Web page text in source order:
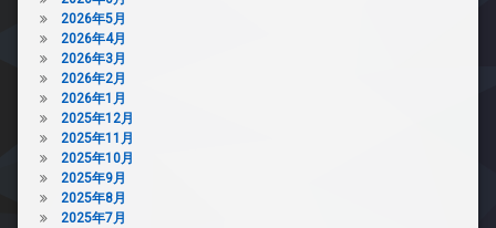
2026年5月
2026年4月
2026年3月
2026年2月
2026年1月
2025年12月
2025年11月
2025年10月
2025年9月
2025年8月
2025年7月